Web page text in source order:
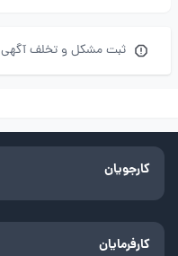
ثبت مشکل و تخلف آگهی
کارجویان
کارفرمایان